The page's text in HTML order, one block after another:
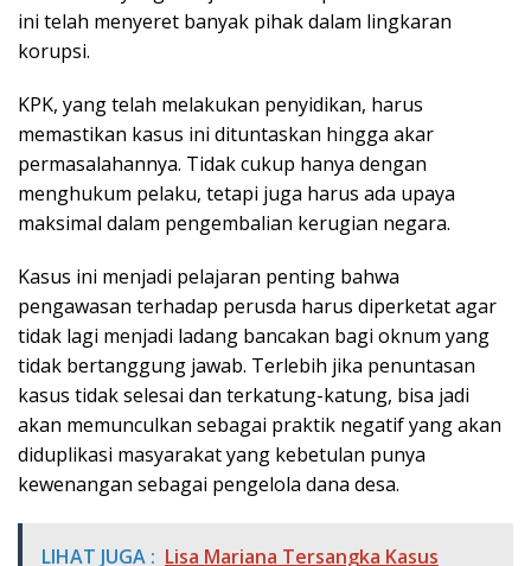
ini telah menyeret banyak pihak dalam lingkaran
korupsi.
KPK, yang telah melakukan penyidikan, harus
memastikan kasus ini dituntaskan hingga akar
permasalahannya. Tidak cukup hanya dengan
menghukum pelaku, tetapi juga harus ada upaya
maksimal dalam pengembalian kerugian negara.
Kasus ini menjadi pelajaran penting bahwa
pengawasan terhadap perusda harus diperketat agar
tidak lagi menjadi ladang bancakan bagi oknum yang
tidak bertanggung jawab. Terlebih jika penuntasan
kasus tidak selesai dan terkatung-katung, bisa jadi
akan memunculkan sebagai praktik negatif yang akan
diduplikasi masyarakat yang kebetulan punya
kewenangan sebagai pengelola dana desa.
LIHAT JUGA : Lisa Mariana Tersangka Kasus